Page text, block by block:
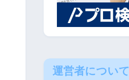
運営者について